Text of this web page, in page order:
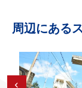
周辺にある